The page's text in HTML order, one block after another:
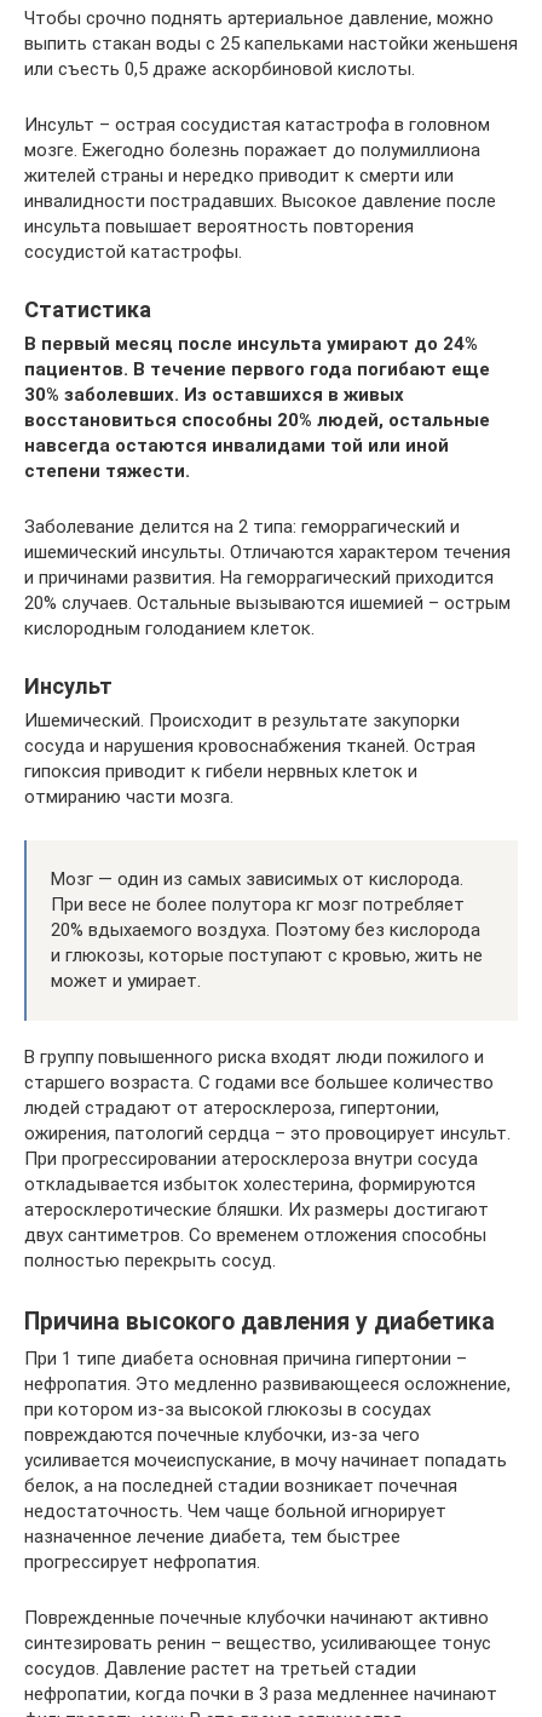
Чтобы срочно поднять артериальное давление, можно
выпить стакан воды с 25 капельками настойки женьшеня
или съесть 0,5 драже аскорбиновой кислоты.
Инсульт – острая сосудистая катастрофа в головном
мозге. Ежегодно болезнь поражает до полумиллиона
жителей страны и нередко приводит к смерти или
инвалидности пострадавших. Высокое давление после
инсульта повышает вероятность повторения
сосудистой катастрофы.
Статистика
В первый месяц после инсульта умирают до 24%
пациентов. В течение первого года погибают еще
30% заболевших. Из оставшихся в живых
восстановиться способны 20% людей, остальные
навсегда остаются инвалидами той или иной
степени тяжести.
Заболевание делится на 2 типа: геморрагический и
ишемический инсульты. Отличаются характером течения
и причинами развития. На геморрагический приходится
20% случаев. Остальные вызываются ишемией – острым
кислородным голоданием клеток.
Инсульт
Ишемический. Происходит в результате закупорки
сосуда и нарушения кровоснабжения тканей. Острая
гипоксия приводит к гибели нервных клеток и
отмиранию части мозга.
Мозг — один из самых зависимых от кислорода.
При весе не более полутора кг мозг потребляет
20% вдыхаемого воздуха. Поэтому без кислорода
и глюкозы, которые поступают с кровью, жить не
может и умирает.
В группу повышенного риска входят люди пожилого и
старшего возраста. С годами все большее количество
людей страдают от атеросклероза, гипертонии,
ожирения, патологий сердца – это провоцирует инсульт.
При прогрессировании атеросклероза внутри сосуда
откладывается избыток холестерина, формируются
атеросклеротические бляшки. Их размеры достигают
двух сантиметров. Со временем отложения способны
полностью перекрыть сосуд.
Причина высокого давления у диабетика
При 1 типе диабета основная причина гипертонии –
нефропатия. Это медленно развивающееся осложнение,
при котором из-за высокой глюкозы в сосудах
повреждаются почечные клубочки, из-за чего
усиливается мочеиспускание, в мочу начинает попадать
белок, а на последней стадии возникает почечная
недостаточность. Чем чаще больной игнорирует
назначенное лечение диабета, тем быстрее
прогрессирует нефропатия.
Поврежденные почечные клубочки начинают активно
синтезировать ренин – вещество, усиливающее тонус
сосудов. Давление растет на третьей стадии
нефропатии, когда почки в 3 раза медленнее начинают